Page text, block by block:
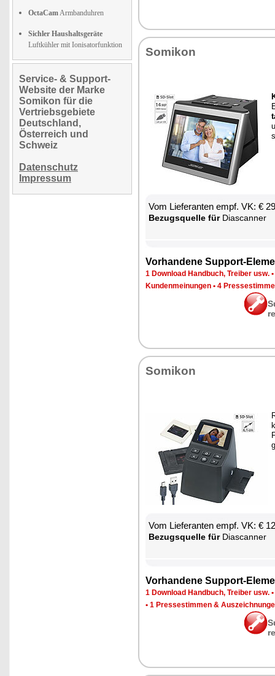
OctaCamArmbanduhren
Sichler Haushaltsgeräte
Luftkühler mit Ionisatorfunktion
Service- & Support-
Website der Marke
Somikon für die
Vertriebsgebiete
Deutschland,
Österreich und
Schweiz
Datenschutz
Impressum
So­mi­kon
Vom Lie­fe­ran­ten empf. VK: €
Be­zugs­quel­le fürDiascan­ner
Vor­han­de­ne Sup­port-
1 Down­load Hand­buch, Trei­ber usw. •
Kun­den­mei­nun­gen • 4
So­mi­kon
Vom Lie­fe­ran­ten empf. VK: €
Be­zugs­quel­le fürDiascan­ner
Vor­han­de­ne Sup­port-
1 Down­load Hand­buch, Trei­ber usw. •
• 1 Pres­se­stim­men &